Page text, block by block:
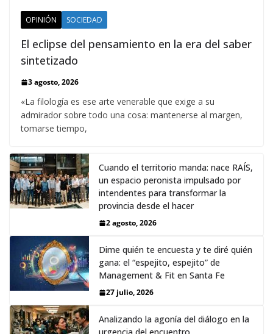
OPINIÓN SOCIEDAD
El eclipse del pensamiento en la era del saber
sintetizado
3 agosto, 2026
«La filología es ese arte venerable que exige a su
admirador sobre todo una cosa: mantenerse al margen,
tomarse tiempo,
Cuando el territorio manda: nace RAÍS,
un espacio peronista impulsado por
intendentes para transformar la
provincia desde el hacer
2 agosto, 2026
Dime quién te encuesta y te diré quién
gana: el “espejito, espejito” de
Management & Fit en Santa Fe
27 julio, 2026
Analizando la agonía del diálogo en la